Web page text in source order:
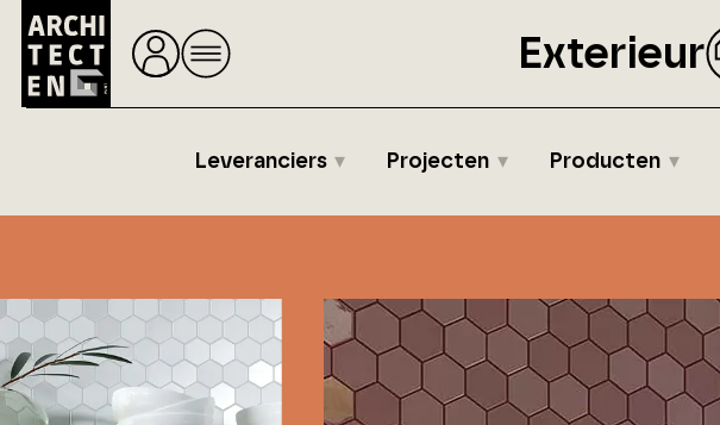
Exterieur
Leveranciers Projecten Producten